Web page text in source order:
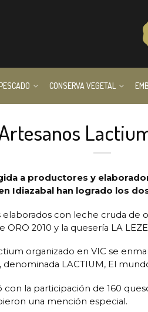
CONSERVA VEGETAL
a productores y
Idiazabal han logrado los
con leche cruda de
2010 y la quesería LA
organizado en VIC se
LACTIUM, El
la participación de 160
una mención especial.